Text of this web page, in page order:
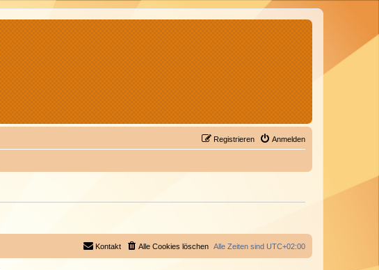
Anmelden
Registrieren
Alle Zeiten sind UTC+02:00
Alle Cookies löschen
Kontakt